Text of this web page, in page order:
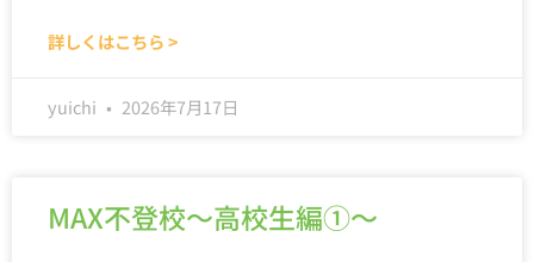
詳しくはこちら >
yuichi 2026年7月17日
MAX不登校～高校生編①～